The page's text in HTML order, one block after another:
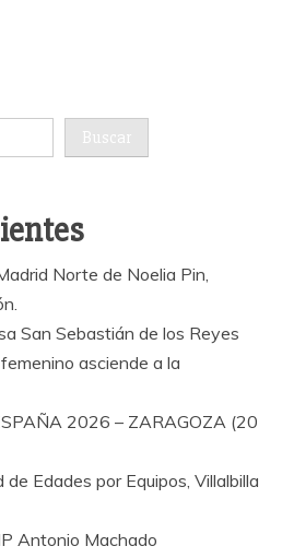
Buscar
Norte de Noelia Pin,
San Sebastián de los Reyes
asciende a la
2026 – ZARAGOZA (20
Edades por Equipos, Villalbilla
Antonio Machado